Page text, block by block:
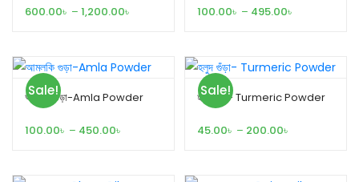
600.00৳ – 1,200.00৳ 100.00৳ – 495.00৳
Sale!
আমলকি গুড়া-Amla Powder
100.00৳ – 450.00৳
Sale!
হলুদ গুঁড়া- Turmeric Powder
45.00৳ – 200.00৳